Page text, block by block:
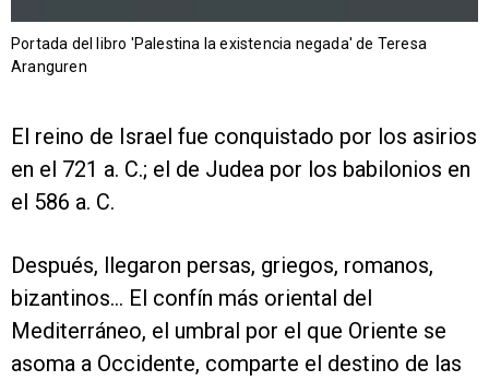
Portada del libro 'Palestina la existencia negada' de Teresa
Aranguren
El reino de Israel fue conquistado por los asirios
en el 721 a. C.; el de Judea por los babilonios en
el 586 a. C.
Después, llegaron persas, griegos, romanos,
bizantinos… El confín más oriental del
Mediterráneo, el umbral por el que Oriente se
asoma a Occidente, comparte el destino de las